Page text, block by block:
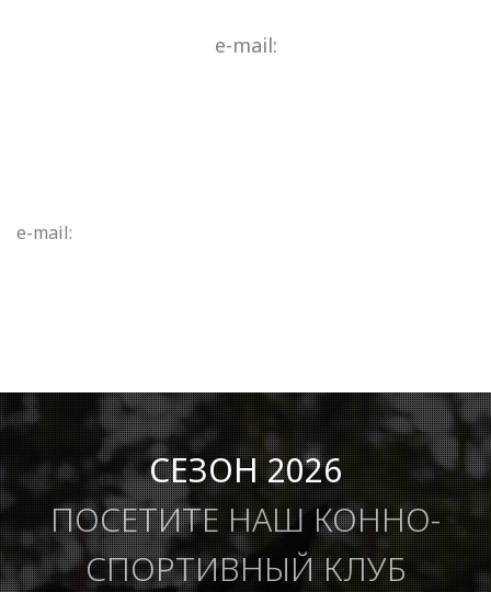
e-mail:
e-mail:
СЕЗОН 2026
ПОСЕТИТЕ НАШ КОННО-
СПОРТИВНЫЙ КЛУБ